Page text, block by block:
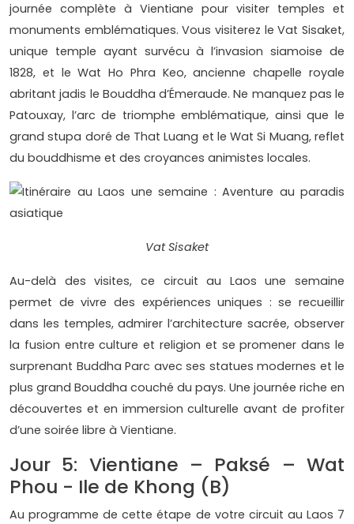
journée complète à Vientiane pour visiter temples et
monuments emblématiques. Vous visiterez le Vat Sisaket,
unique temple ayant survécu à l’invasion siamoise de
1828, et le Wat Ho Phra Keo, ancienne chapelle royale
abritant jadis le Bouddha d’Émeraude. Ne manquez pas le
Patouxay, l’arc de triomphe emblématique, ainsi que le
grand stupa doré de That Luang et le Wat Si Muang, reflet
du bouddhisme et des croyances animistes locales.
Vat Sisaket
Au-delà des visites, ce circuit au Laos une semaine
permet de vivre des expériences uniques : se recueillir
dans les temples, admirer l’architecture sacrée, observer
la fusion entre culture et religion et se promener dans le
surprenant Buddha Parc avec ses statues modernes et le
plus grand Bouddha couché du pays. Une journée riche en
découvertes et en immersion culturelle avant de profiter
d’une soirée libre à Vientiane.
Jour 5: Vientiane – Paksé – Wat
Phou - Ile de Khong (B)
Au programme de cette étape de votre circuit au Laos 7